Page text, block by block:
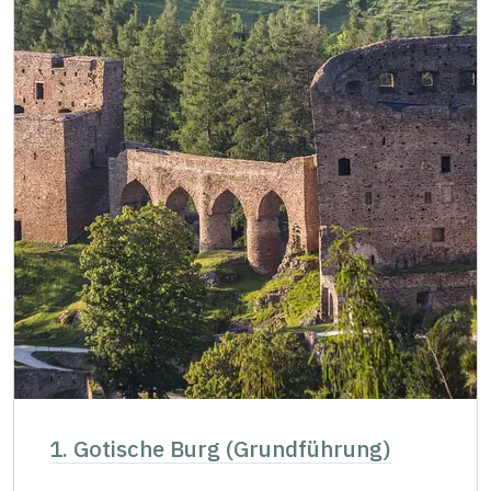
"Náš člověk"-Karte*
kostenlos
Inhaber der Karte von Nationalmuseum*
kostenlos
Mitglieder von ICOMOS mit gültigem
Mitgliedsausweis*
kostenlos
Journalisten mit gültigem Presseausweis*
kostenlos
* Freier Eintritt nur für den Karteninhaber
1. Gotische Burg (Grundführung)